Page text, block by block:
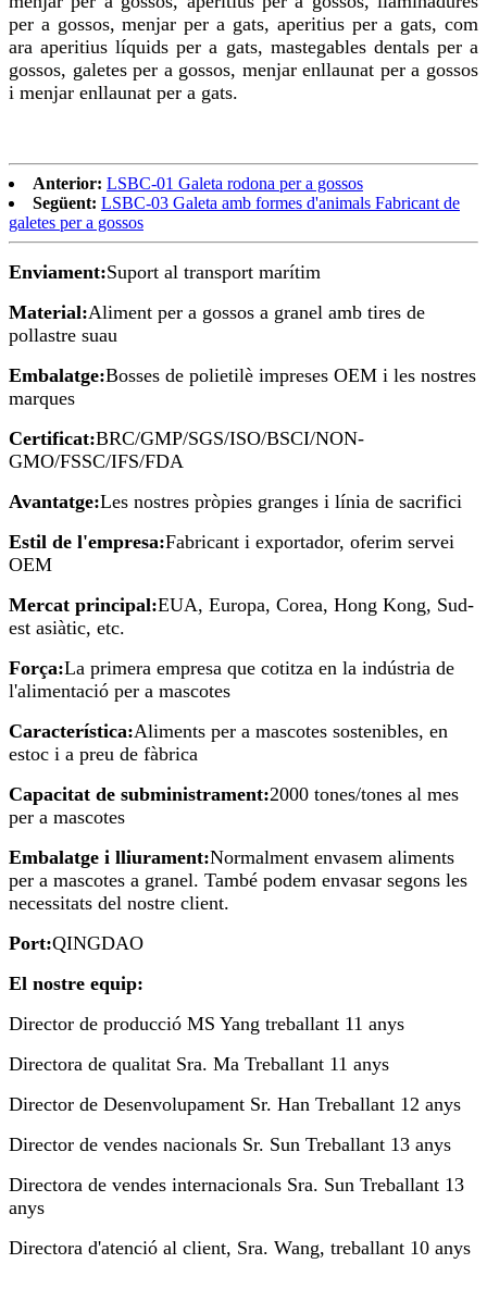
per a gossos, menjar per a gats, aperitius per a gats, com
ara aperitius líquids per a gats, mastegables dentals per a
gossos, galetes per a gossos, menjar enllaunat per a gossos
i menjar enllaunat per a gats.
Anterior: LSBC-01 Galeta rodona per a gossos
Següent: LSBC-03 Galeta amb formes d'animals Fabricant de
galetes per a gossos
Enviament:Suport al transport marítim
Material:Aliment per a gossos a granel amb tires de
pollastre suau
Embalatge:Bosses de polietilè impreses OEM i les nostres
marques
Certificat:BRC/GMP/SGS/ISO/BSCI/NON-
GMO/FSSC/IFS/FDA
Avantatge:Les nostres pròpies granges i línia de sacrifici
Estil de l'empresa:Fabricant i exportador, oferim servei
OEM
Mercat principal:EUA, Europa, Corea, Hong Kong, Sud-
est asiàtic, etc.
Força:La primera empresa que cotitza en la indústria de
l'alimentació per a mascotes
Característica:Aliments per a mascotes sostenibles, en
estoc i a preu de fàbrica
Capacitat de subministrament:2000 tones/tones al mes
per a mascotes
Embalatge i lliurament:Normalment envasem aliments
per a mascotes a granel. També podem envasar segons les
necessitats del nostre client.
Port:QINGDAO
El nostre equip:
Director de producció MS Yang treballant 11 anys
Directora de qualitat Sra. Ma Treballant 11 anys
Director de Desenvolupament Sr. Han Treballant 12 anys
Director de vendes nacionals Sr. Sun Treballant 13 anys
Directora de vendes internacionals Sra. Sun Treballant 13
anys
Directora d'atenció al client, Sra. Wang, treballant 10 anys